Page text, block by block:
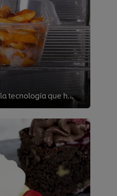
Nuestra gama de preparación en frío son salsas que, dada la tecnología que hay detrás de cada receta, pueden prepararse con líq...